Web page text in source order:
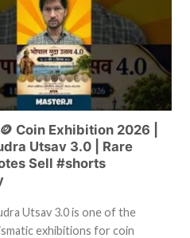
Coin Exhibition 2026 |
Utsav 3.0 | Rare
Sell #shorts
Utsav 3.0 is one of the
exhibitions for coin